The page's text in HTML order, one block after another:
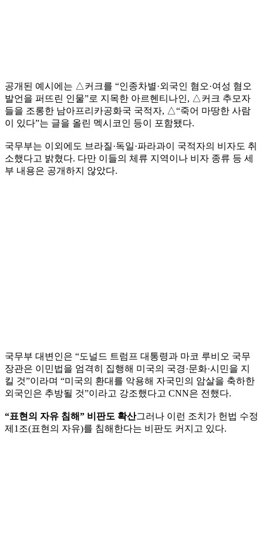
공개된 예시에는 △커크를 “인종차별·외국인 혐오·여성 혐오
발언을 퍼뜨린 인물”로 지목한 아르헨티나인, △커크 추모자
들을 조롱한 남아프리카공화국 국적자, △“죽어 마땅한 사람
이 있다”는 글을 올린 멕시코인 등이 포함됐다.
국무부는 이외에도 브라질·독일·파라과이 국적자의 비자도 취
소했다고 밝혔다. 다만 이들의 체류 지역이나 비자 종류 등 세
부 내용은 공개하지 않았다.
국무부 대변인은 “도널드 트럼프 대통령과 마코 루비오 국무
장관은 이민법을 엄격히 집행해 미국의 국경·문화·시민을 지
킬 것”이라며 “미국의 환대를 악용해 자국민의 암살을 축하한
외국인은 추방될 것”이라고 강조했다고 CNN은 전했다.
“표현의 자유 침해” 비판도 확산그러나 이런 조치가 헌법 수정
제1조(표현의 자유)를 침해한다는 비판도 커지고 있다.